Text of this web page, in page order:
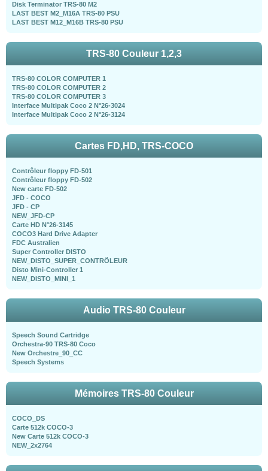
Disk Terminator TRS-80 M2
LAST BEST M2_M16A TRS-80 PSU
LAST BEST M12_M16B TRS-80 PSU
TRS-80 Couleur 1,2,3
TRS-80 COLOR COMPUTER 1
TRS-80 COLOR COMPUTER 2
TRS-80 COLOR COMPUTER 3
Interface Multipak Coco 2 N°26-3024
Interface Multipak Coco 2 N°26-3124
Cartes FD,HD, TRS-COCO
Contrôleur floppy FD-501
Contrôleur floppy FD-502
New carte FD-502
JFD - COCO
JFD - CP
NEW_JFD-CP
Carte HD N°26-3145
COCO3 Hard Drive Adapter
FDC Australien
Super Controller DISTO
NEW_DISTO_SUPER_CONTRÖLEUR
Disto Mini-Controller 1
NEW_DISTO_MINI_1
Audio TRS-80 Couleur
Speech Sound Cartridge
Orchestra-90 TRS-80 Coco
New Orchestre_90_CC
Speech Systems
Mémoires TRS-80 Couleur
COCO_DS
Carte 512k COCO-3
New Carte 512k COCO-3
NEW_2x2764